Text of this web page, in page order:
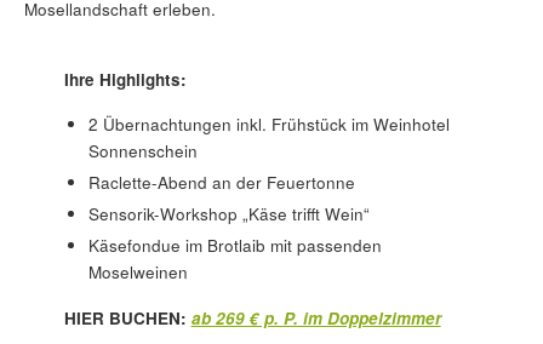
Mosellandschaft erleben.
Ihre Highlights:
2 Übernachtungen inkl. Frühstück im Weinhotel
Sonnenschein
Raclette-Abend an der Feuertonne
Sensorik-Workshop „Käse trifft Wein“
Käsefondue im Brotlaib mit passenden
Moselweinen
HIER BUCHEN: ab 269 € p. P. im Doppelzimmer